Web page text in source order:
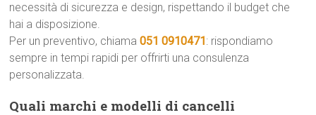
necessità di sicurezza e design, rispettando il budget che
hai a disposizione.
Per un preventivo, chiama051 0910471: rispondiamo
sempre in tempi rapidi per offrirti una consulenza
personalizzata.
Quali marchi e modelli di cancelli